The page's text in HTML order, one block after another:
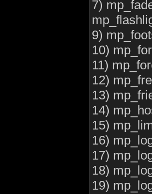
7)
9)
10)
11)
12)
13)
14)
15)
16)
17)
18)
19)